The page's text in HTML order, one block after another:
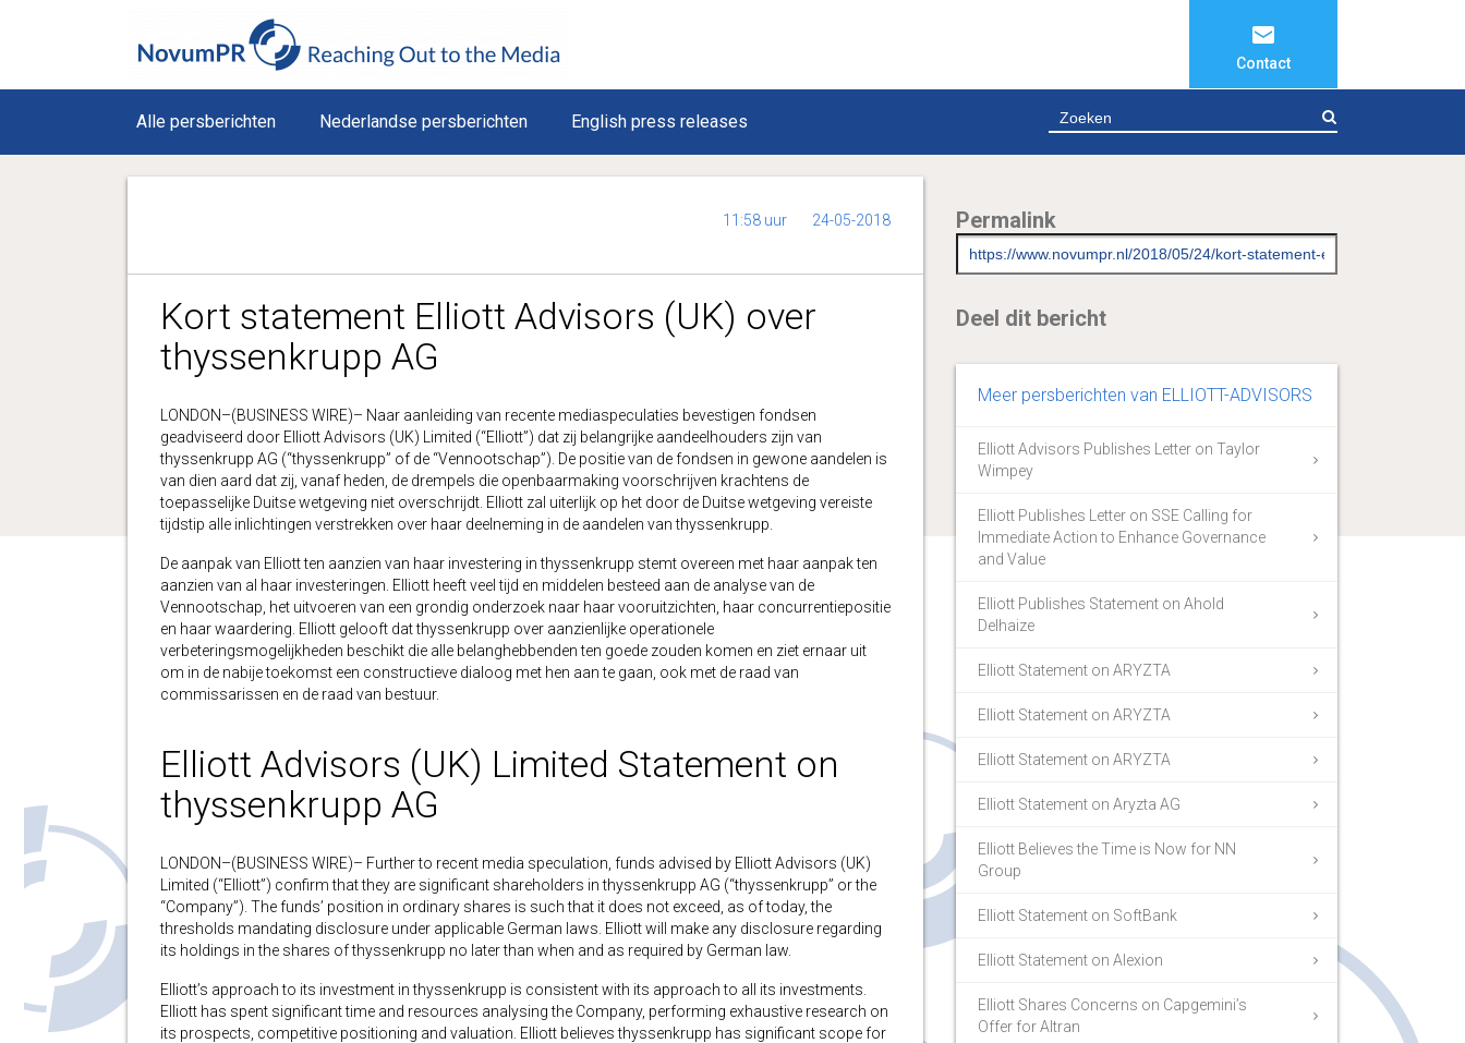
Contact
Alle persberichten Nederlandse persberichten English press releases
11:58 uur 24-05-2018
Kort statement Elliott Advisors (UK) over
thyssenkrupp AG
LONDON–(BUSINESS WIRE)– Naar aanleiding van recente mediaspeculaties bevestigen fondsen
geadviseerd door Elliott Advisors (UK) Limited (“Elliott”) dat zij belangrijke aandeelhouders zijn van
thyssenkrupp AG (“thyssenkrupp” of de “Vennootschap”). De positie van de fondsen in gewone aandelen is
van dien aard dat zij, vanaf heden, de drempels die openbaarmaking voorschrijven krachtens de
toepasselijke Duitse wetgeving niet overschrijdt. Elliott zal uiterlijk op het door de Duitse wetgeving vereiste
tijdstip alle inlichtingen verstrekken over haar deelneming in de aandelen van thyssenkrupp.
De aanpak van Elliott ten aanzien van haar investering in thyssenkrupp stemt overeen met haar aanpak ten
aanzien van al haar investeringen. Elliott heeft veel tijd en middelen besteed aan de analyse van de
Vennootschap, het uitvoeren van een grondig onderzoek naar haar vooruitzichten, haar concurrentiepositie
en haar waardering. Elliott gelooft dat thyssenkrupp over aanzienlijke operationele
verbeteringsmogelijkheden beschikt die alle belanghebbenden ten goede zouden komen en ziet ernaar uit
om in de nabije toekomst een constructieve dialoog met hen aan te gaan, ook met de raad van
commissarissen en de raad van bestuur.
Elliott Advisors (UK) Limited Statement on
thyssenkrupp AG
LONDON–(BUSINESS WIRE)– Further to recent media speculation, funds advised by Elliott Advisors (UK)
Limited (“Elliott”) confirm that they are significant shareholders in thyssenkrupp AG (“thyssenkrupp” or the
“Company”). The funds’ position in ordinary shares is such that it does not exceed, as of today, the
thresholds mandating disclosure under applicable German laws. Elliott will make any disclosure regarding
its holdings in the shares of thyssenkrupp no later than when and as required by German law.
Elliott’s approach to its investment in thyssenkrupp is consistent with its approach to all its investments.
Elliott has spent significant time and resources analysing the Company, performing exhaustive research on
its prospects, competitive positioning and valuation. Elliott believes thyssenkrupp has significant scope for
Permalink
Deel dit bericht
Meer persberichten van ELLIOTT-ADVISORS
Elliott Advisors Publishes Letter on Taylor
Wimpey
Elliott Publishes Letter on SSE Calling for
Immediate Action to Enhance Governance
and Value
Elliott Publishes Statement on Ahold
Delhaize
Elliott Statement on ARYZTA
Elliott Statement on ARYZTA
Elliott Statement on ARYZTA
Elliott Statement on Aryzta AG
Elliott Believes the Time is Now for NN
Group
Elliott Statement on SoftBank
Elliott Statement on Alexion
Elliott Shares Concerns on Capgemini’s
Offer for Altran